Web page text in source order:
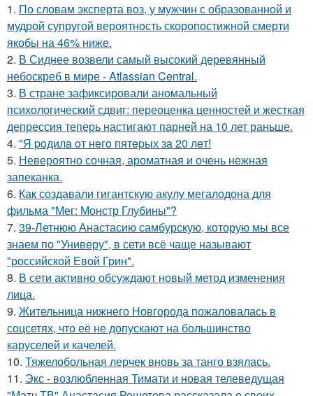
1. По словам эксперта воз, у мужчин с образованной и
мудрой супругой вероятность скоропостижной смерти
якобы на 46% ниже.
2. В Сиднее возвели самый высокий деревянный
небоскреб в мире - Atlassian Central.
3. В стране зафиксировали аномальный
психологический сдвиг: переоценка ценностей и жесткая
депрессия теперь настигают парней на 10 лет раньше.
4. "Я poдилa oт нeгo пятepых зa 20 лeт!
5. Невероятно сочная, ароматная и очень нежная
запеканка.
6. Как создавали гигантскую акулу мегалодона для
фильма "Мег: Монстр Глубины"?
7. 39-Летнюю Анастасию самбурскую, которую мы все
знаем по "Универу", в сети всё чаще называют
"российской Евой Грин".
8. В сети активно обсуждают новый метод изменения
лица.
9. Жительница нижнего Новгорода пожаловалась в
соцсетях, что её не допускают на большинство
каруселей и качелей.
10. Тяжелобольная лерчек вновь за танго взялась.
11. Экс - возлюбленная Тимати и новая телеведущая